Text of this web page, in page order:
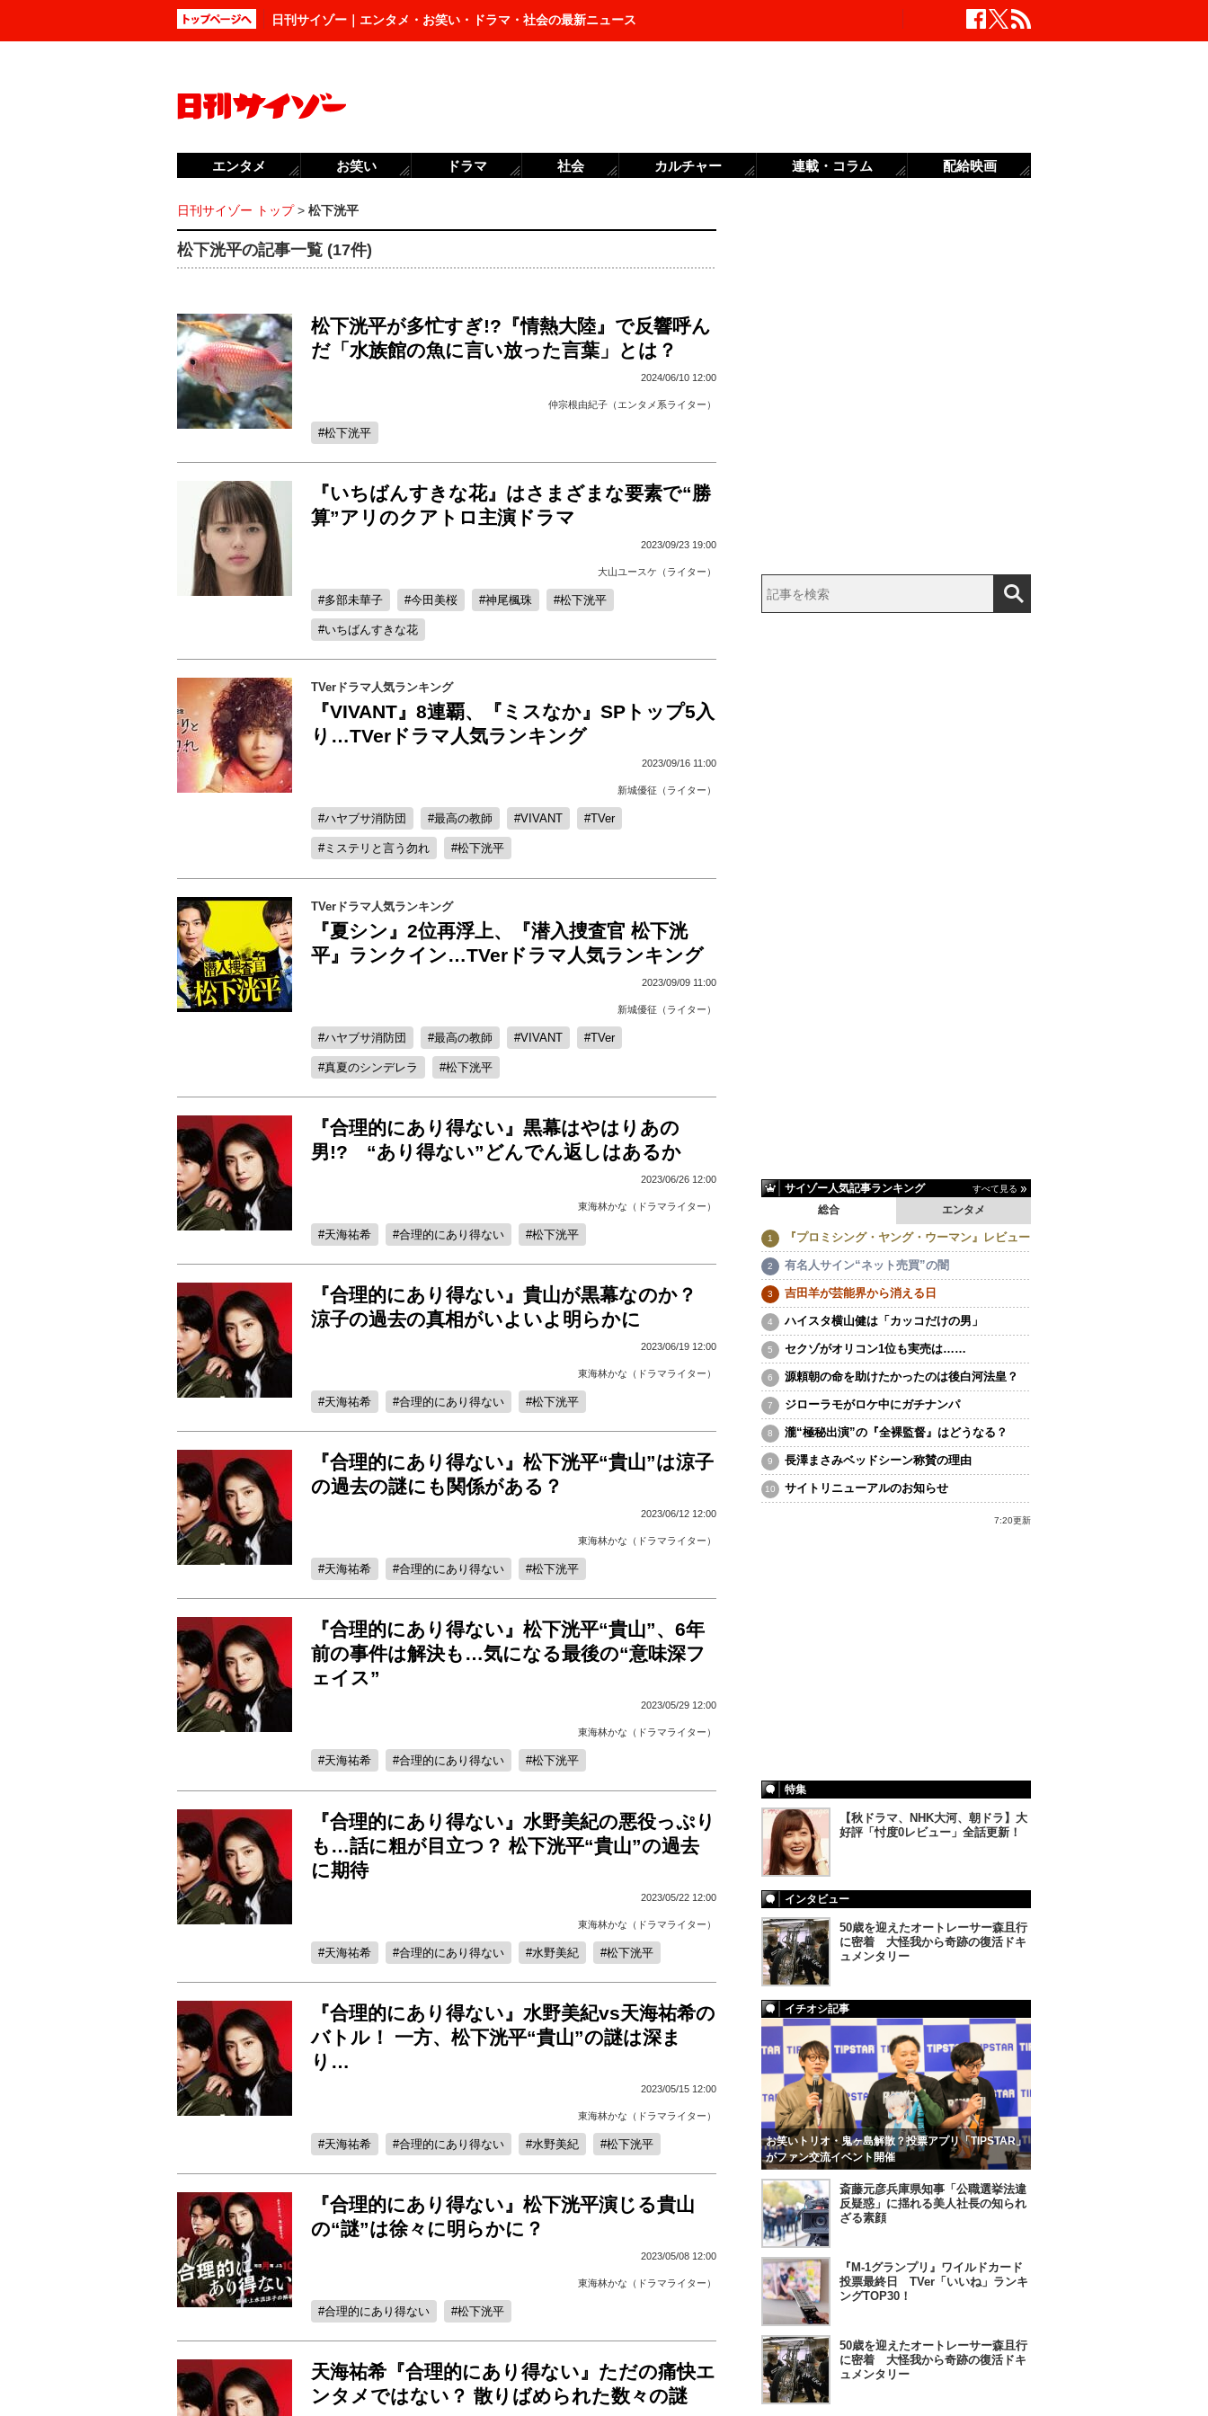
日刊サイゾー｜エンタメ・お笑い・ドラマ・社会の最新ニュース
日刊サイゾー トップ> 松下洸平
松下洸平の記事一覧 (17件)
松下洸平が多忙すぎ!?『情熱大陸』で反響呼ん
だ「水族館の魚に言い放った言葉」とは？
2024/06/10 12:00
仲宗根由紀子（エンタメ系ライター）
松下洸平
『いちばんすきな花』はさまざまな要素で“勝
算”アリのクアトロ主演ドラマ
2023/09/23 19:00
大山ユースケ（ライター）
多部未華子 今田美桜 神尾楓珠 松下洸平
いちばんすきな花
TVerドラマ人気ランキング
『VIVANT』8連覇、『ミスなか』SPトップ5入
り…TVerドラマ人気ランキング
2023/09/16 11:00
新城優征（ライター）
ハヤブサ消防団 最高の教師 VIVANT TVer
ミステリと言う勿れ 松下洸平
TVerドラマ人気ランキング
『夏シン』2位再浮上、『潜入捜査官 松下洸
平』ランクイン…TVerドラマ人気ランキング
2023/09/09 11:00
新城優征（ライター）
ハヤブサ消防団 最高の教師 VIVANT TVer
真夏のシンデレラ 松下洸平
『合理的にあり得ない』黒幕はやはりあの
男!? “あり得ない”どんでん返しはあるか
2023/06/26 12:00
東海林かな（ドラマライター）
天海祐希 合理的にあり得ない 松下洸平
『合理的にあり得ない』貴山が黒幕なのか？
涼子の過去の真相がいよいよ明らかに
2023/06/19 12:00
東海林かな（ドラマライター）
天海祐希 合理的にあり得ない 松下洸平
『合理的にあり得ない』松下洸平“貴山”は涼子
の過去の謎にも関係がある？
2023/06/12 12:00
東海林かな（ドラマライター）
天海祐希 合理的にあり得ない 松下洸平
『合理的にあり得ない』松下洸平“貴山”、6年
前の事件は解決も…気になる最後の“意味深フ
ェイス”
2023/05/29 12:00
東海林かな（ドラマライター）
天海祐希 合理的にあり得ない 松下洸平
『合理的にあり得ない』水野美紀の悪役っぷり
も…話に粗が目立つ？ 松下洸平“貴山”の過去
に期待
2023/05/22 12:00
東海林かな（ドラマライター）
天海祐希 合理的にあり得ない 水野美紀 松下洸平
『合理的にあり得ない』水野美紀vs天海祐希の
バトル！ 一方、松下洸平“貴山”の謎は深ま
り…
2023/05/15 12:00
東海林かな（ドラマライター）
天海祐希 合理的にあり得ない 水野美紀 松下洸平
『合理的にあり得ない』松下洸平演じる貴山
の“謎”は徐々に明らかに？
2023/05/08 12:00
東海林かな（ドラマライター）
合理的にあり得ない 松下洸平
天海祐希『合理的にあり得ない』ただの痛快エ
ンタメではない？ 散りばめられた数々の謎
サイゾー人気記事ランキング すべて見る
エンタメ
総合
『プロミシング・ヤング・ウーマン』レビュー
有名人サイン“ネット売買”の闇
吉田羊が芸能界から消える日
ハイスタ横山健は「カッコだけの男」
セクゾがオリコン1位も実売は……
源頼朝の命を助けたかったのは後白河法皇？
ジローラモがロケ中にガチナンパ
瀧“極秘出演”の『全裸監督』はどうなる？
長澤まさみベッドシーン称賛の理由
サイトリニューアルのお知らせ
7:20更新
特集
【秋ドラマ、NHK大河、朝ドラ】大
好評「忖度0レビュー」全話更新！
インタビュー
50歳を迎えたオートレーサー森且行
に密着 大怪我から奇跡の復活ドキ
ュメンタリー
イチオシ記事
お笑いトリオ・鬼ヶ島解散？投票アプリ「TIPSTAR」
がファン交流イベント開催
斎藤元彦兵庫県知事「公職選挙法違
反疑惑」に揺れる美人社長の知られ
ざる素顔
『M-1グランプリ』ワイルドカード
投票最終日 TVer「いいね」ランキ
ングTOP30！
50歳を迎えたオートレーサー森且行
に密着 大怪我から奇跡の復活ドキ
ュメンタリー
エンタメ お笑い ドラマ 社会 カルチャー 連載・コラム 配給映画